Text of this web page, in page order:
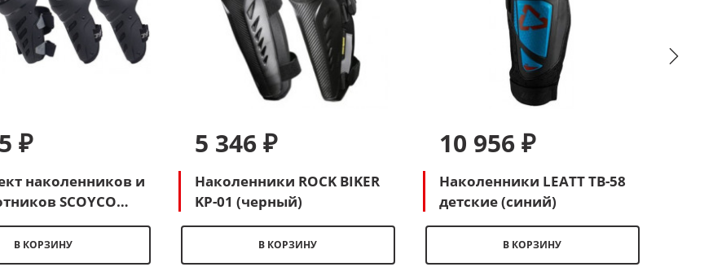
₽
наколенников и
SCOYCO
желтый)
В КОРЗИНУ
5 346 ₽
Наколенники ROCK BIKER
KP-01 (черный)
В КОРЗИНУ
10 956 ₽
Наколенники LEATT TB-58
детские (синий)
В КОРЗИНУ